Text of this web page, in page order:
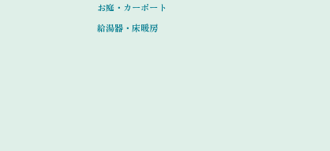
お庭・カーポート
給湯器・床暖房